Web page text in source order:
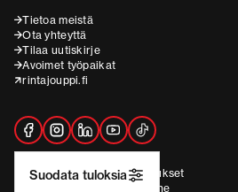
Suodata tuloksia
Tietoa meistä
Ota yhteyttä
Tilaa uutiskirje
Avoimet työpaikat
rintajouppi.fi
RekisteriselosteEvästeasetukset
2026 © Rinta-Jouppi Machine